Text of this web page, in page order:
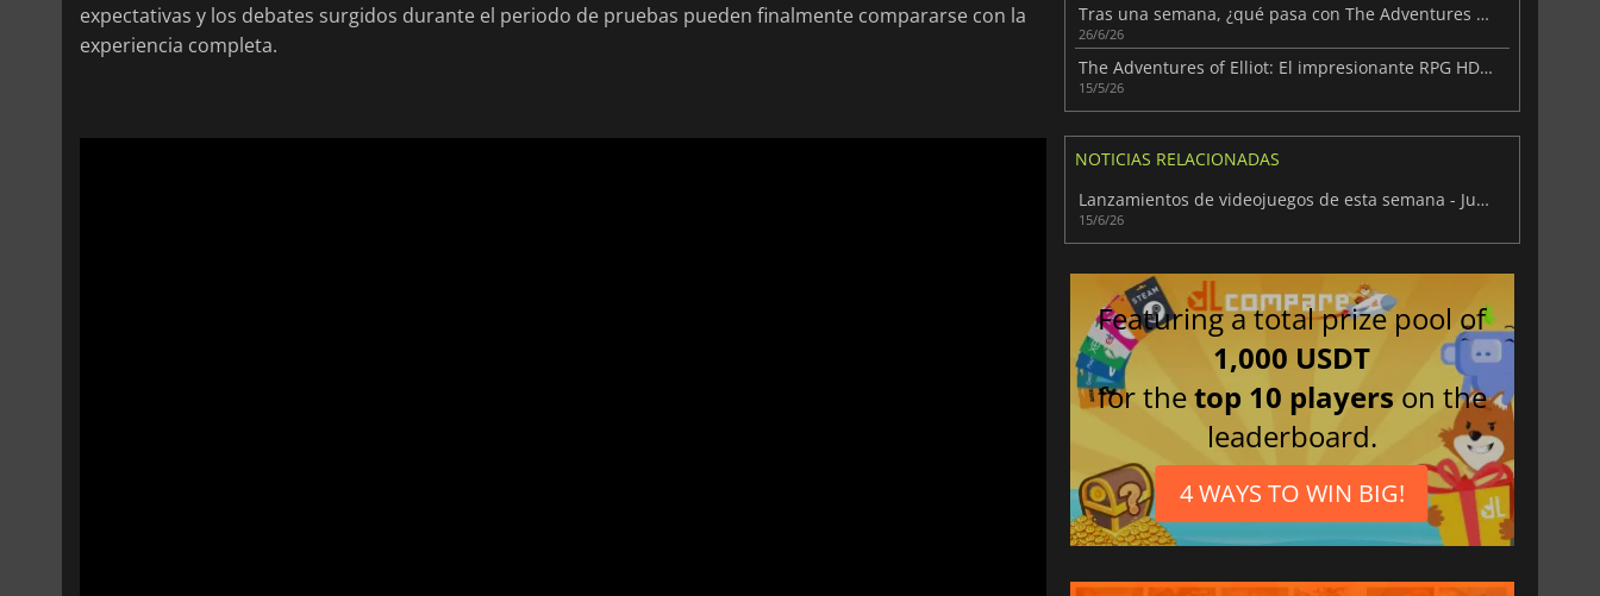
expectativas y los debates surgidos durante el periodo de pruebas pueden finalmente compararse con la
experiencia completa.
Tras una semana, ¿qué pasa con The Adventures of Elliot?
26/6/26
The Adventures of Elliot: El impresionante RPG HD-2D de Square Enix
15/5/26
NOTICIAS RELACIONADAS
Lanzamientos de videojuegos de esta semana - Junio 2026 (Semana 25)
15/6/26
Featuring a total prize pool of
1,000 USDT
for thetop 10 players on the
leaderboard.
4 WAYS TO WIN BIG!